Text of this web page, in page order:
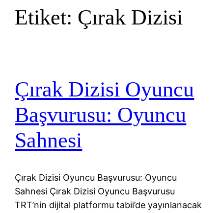
Etiket: Çırak Dizisi
Çırak Dizisi Oyuncu
Başvurusu: Oyuncu
Sahnesi
Çırak Dizisi Oyuncu Başvurusu: Oyuncu
Sahnesi Çırak Dizisi Oyuncu Başvurusu
TRT’nin dijital platformu tabii’de yayınlanacak